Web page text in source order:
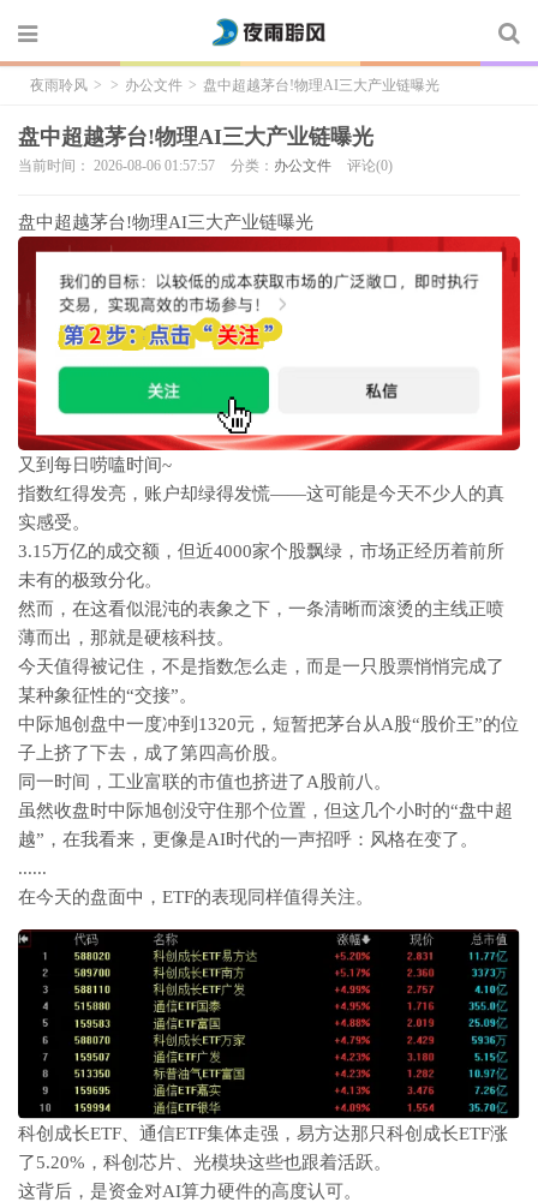
夜雨聆风 > > 办公文件 > 盘中超越茅台!物理AI三大产业链曝光
盘中超越茅台!物理AI三大产业链曝光
当前时间： 2026-08-06 01:57:57 分类： 办公文件 评论(0)
盘中超越茅台!物理AI三大产业链曝光
又到每日唠嗑时间~
指数红得发亮，账户却绿得发慌——这可能是今天不少人的真
实感受。
3.15万亿的成交额，但近4000家个股飘绿，市场正经历着前所
未有的极致分化。
然而，在这看似混沌的表象之下，一条清晰而滚烫的主线正喷
薄而出，那就是硬核科技。
今天值得被记住，不是指数怎么走，而是一只股票悄悄完成了
某种象征性的“交接”。
中际旭创盘中一度冲到1320元，短暂把茅台从A股“股价王”的位
子上挤了下去，成了第四高价股。
同一时间，工业富联的市值也挤进了A股前八。
虽然收盘时中际旭创没守住那个位置，但这几个小时的“盘中超
越”，在我看来，更像是AI时代的一声招呼：风格在变了。
......
在今天的盘面中，ETF的表现同样值得关注。
科创成长ETF、通信ETF集体走强，易方达那只科创成长ETF涨
了5.20%，科创芯片、光模块这些也跟着活跃。
这背后，是资金对AI算力硬件的高度认可。